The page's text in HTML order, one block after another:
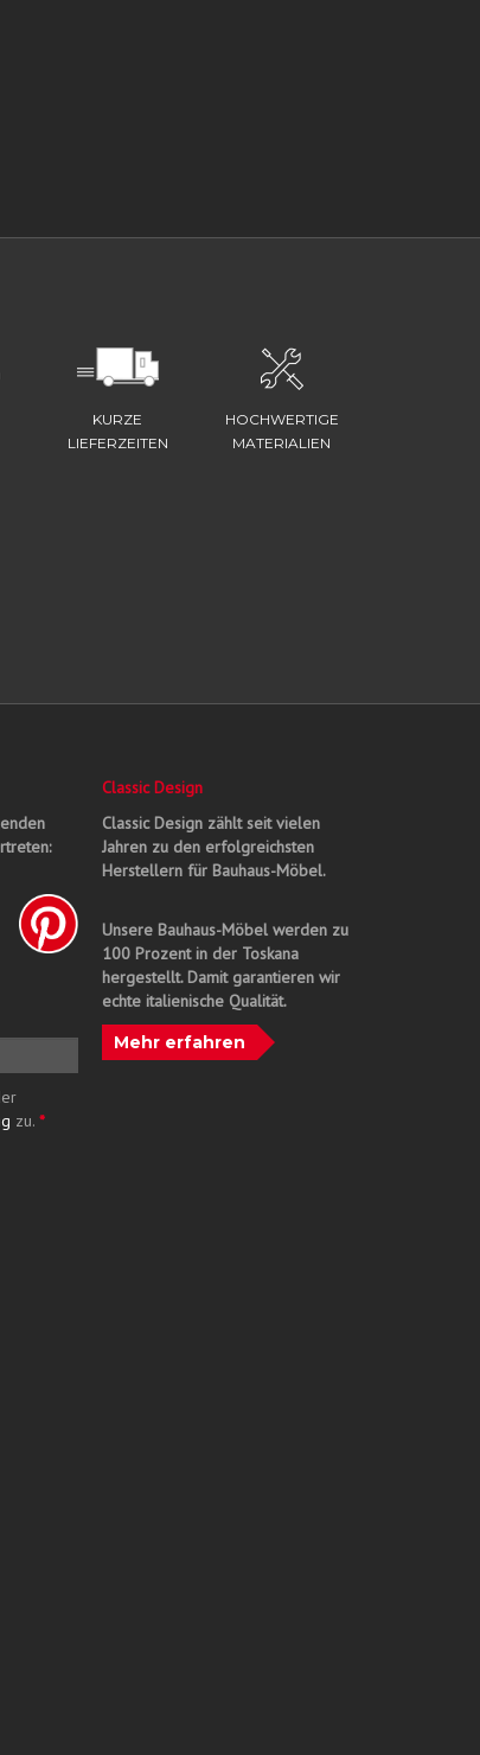
KURZE
LIEFERZEITEN
HOCHWERTIGE
MATERIALIEN
zu. *
Classic Design
Classic Design zählt seit vielen
Jahren zu den erfolgreichsten
Herstellern für Bauhaus-Möbel.
Unsere Bauhaus-Möbel werden zu
100 Prozent in der Toskana
hergestellt. Damit garantieren wir
echte italienische Qualität.
Mehr erfahren